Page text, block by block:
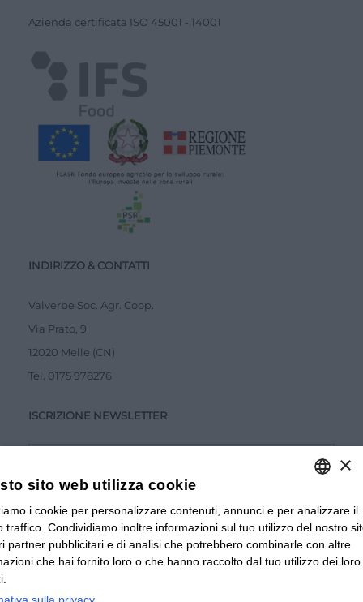
Azienda certiﬁcata ISO 45001 - 14001
INDIRIZZO & CONTATTI
Valverbe Soc. Agr. Coop.
Via Prato, 9
12020 Melle (CN)
Tel. 0175 978276
ISCRIZIONE NEWSLETTER
Accetto la Privacy Policy
INVIA
ITALIAN
FRENCH
×
sito web utilizza cookie
i cookie per personalizzare contenuti, annunci e per analizzare il
traffico. Condividiamo inoltre informazioni sul tuo utilizzo del nostro
partner pubblicitari e di analisi che potrebbero combinarle con altre
che hai fornito loro o che hanno raccolto dal tuo utilizzo dei loro